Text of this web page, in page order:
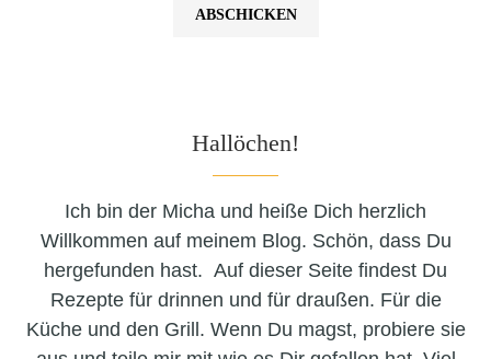
Hallöchen!
Ich bin der Micha und heiße Dich herzlich
Willkommen auf meinem Blog. Schön, dass Du
hergefunden hast. Auf dieser Seite findest Du
Rezepte für drinnen und für draußen. Für die
Küche und den Grill. Wenn Du magst, probiere sie